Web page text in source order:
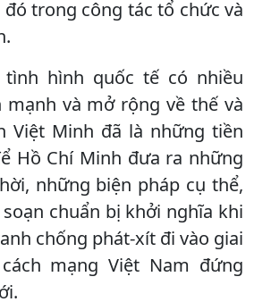
trong công tác tổ chức và
hình quốc tế có nhiều
và mở rộng về thế và
Việt Minh đã là những tiền
Hồ Chí Minh đưa ra những
những biện pháp cụ thể,
chuẩn bị khởi nghĩa khi
chống phát-xít đi vào giai
mạng Việt Nam đứng